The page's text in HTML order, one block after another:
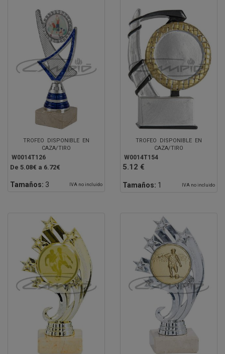
TROFEO DISPONIBLE EN
CAZA/TIRO
W0014T126
De 5.08€ a 6.72€
Tamaños: 3 IVA no incluido
TROFEO DISPONIBLE EN
CAZA/TIRO
W0014T154
5.12 €
Tamaños: 1 IVA no incluido